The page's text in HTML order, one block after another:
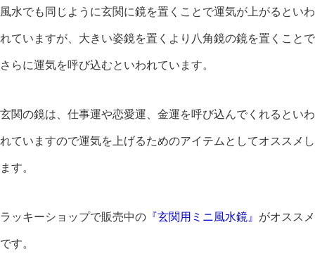
風水でも同じように玄関に鏡を置くことで運気が上がるといわ
れていますが、大きい姿鏡を置くより八角鏡の鏡を置くことで
さらに運気を呼び込むといわれています。
玄関の鏡は、仕事運や恋愛運、金運を呼び込んでくれるといわ
れていますので運気を上げるためのアイテムとしてオススメし
ます。
ラッキーショップで販売中の 『玄関用ミニ風水鏡』 がオススメ
です。